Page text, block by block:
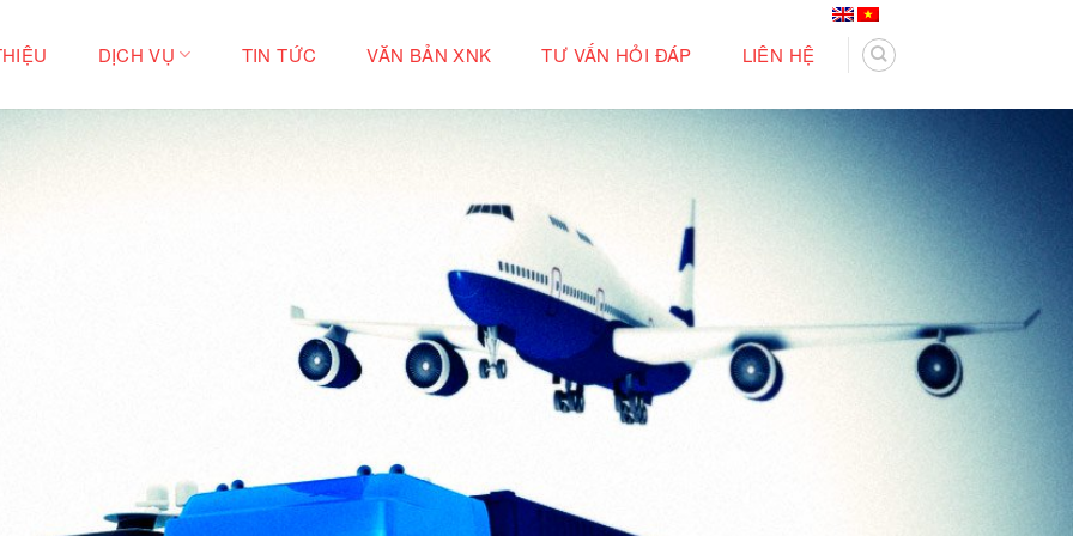
DỊCH VỤ TIN TỨC VĂN BẢN XNK TƯ VẤN HỎI ĐÁP LIÊN HỆ